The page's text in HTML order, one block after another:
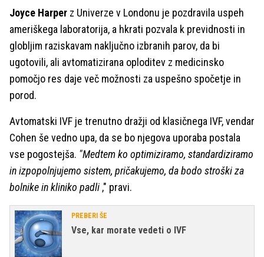
Joyce Harper z Univerze v Londonu je pozdravila uspeh
ameriškega laboratorija, a hkrati pozvala k previdnosti in
globljim raziskavam naključno izbranih parov, da bi
ugotovili, ali avtomatizirana oploditev z medicinsko
pomočjo res daje več možnosti za uspešno spočetje in
porod.
Avtomatski IVF je trenutno dražji od klasičnega IVF, vendar
Cohen še vedno upa, da se bo njegova uporaba postala
vse pogostejša. "Medtem ko optimiziramo, standardiziramo
in izpopolnjujemo sistem, pričakujemo, da bodo stroški za
bolnike in kliniko padli ," pravi.
PREBERI ŠE
Vse, kar morate vedeti o IVF